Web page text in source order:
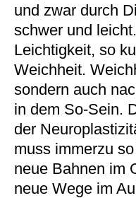
und zwar durch
schwer und
Leichtigkeit, so
Weichheit.
sondern auch
in dem So-Sein.
der
muss immerzu
neue Bahnen im
neue Wege im